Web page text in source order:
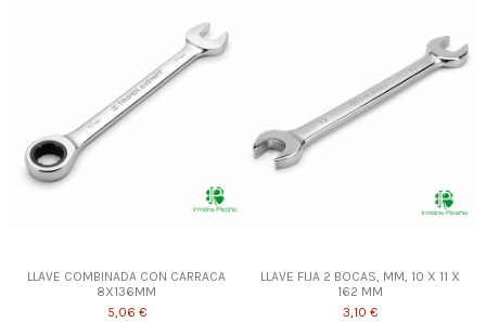
LLAVE COMBINADA CON CARRACA
8X136MM
5,06 €
LLAVE FIJA 2 BOCAS, MM, 10 X 11 X
162 MM
3,10 €